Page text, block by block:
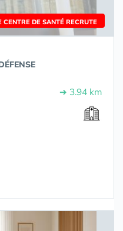
CENTRE DE SANTÉ RECRUTE
➔ 3.94 km